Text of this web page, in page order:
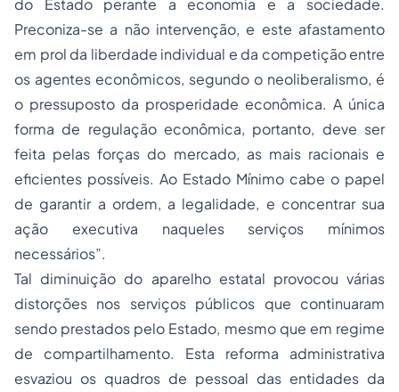
do Estado perante a economia e a sociedade.
Preconiza-se a não intervenção, e este afastamento
em prol da liberdade individual e da competição entre
os agentes econômicos, segundo o neoliberalismo, é
o pressuposto da prosperidade econômica. A única
forma de regulação econômica, portanto, deve ser
feita pelas forças do mercado, as mais racionais e
eficientes possíveis. Ao Estado Mínimo cabe o papel
de garantir a ordem, a legalidade, e concentrar sua
ação executiva naqueles serviços mínimos
necessários”.
Tal diminuição do aparelho estatal provocou várias
distorções nos serviços públicos que continuaram
sendo prestados pelo Estado, mesmo que em regime
de compartilhamento. Esta reforma administrativa
esvaziou os quadros de pessoal das entidades da